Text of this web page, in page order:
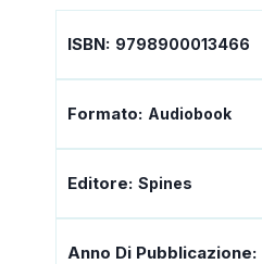
ISBN: 9798900013466
Formato: Audiobook
Editore: Spines
Anno Di Pubblicazione: